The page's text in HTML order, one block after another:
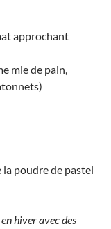
approchant
mie de pain,
poudre de pastel
hiver avec des